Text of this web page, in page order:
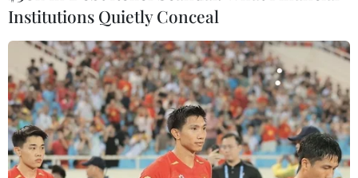
Institutions Quietly Conceal